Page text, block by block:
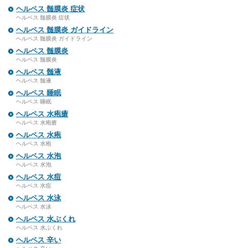
ヘルペス 髄膜炎 症状
ヘルペス 髄膜炎 症状
ヘルペス 髄膜炎 ガイドライン
ヘルペス 髄膜炎 ガイドライン
ヘルペス 髄膜炎
ヘルペス 髄膜炎
ヘルペス 髄液
ヘルペス 髄液
ヘルペス 睡眠
ヘルペス 睡眠
ヘルペス 水疱瘡
ヘルペス 水疱瘡
ヘルペス 水疱
ヘルペス 水疱
ヘルペス 水泡
ヘルペス 水泡
ヘルペス 水痘
ヘルペス 水痘
ヘルペス 水泳
ヘルペス 水泳
ヘルペス 水ぶくれ
ヘルペス 水ぶくれ
ヘルペス 辛い